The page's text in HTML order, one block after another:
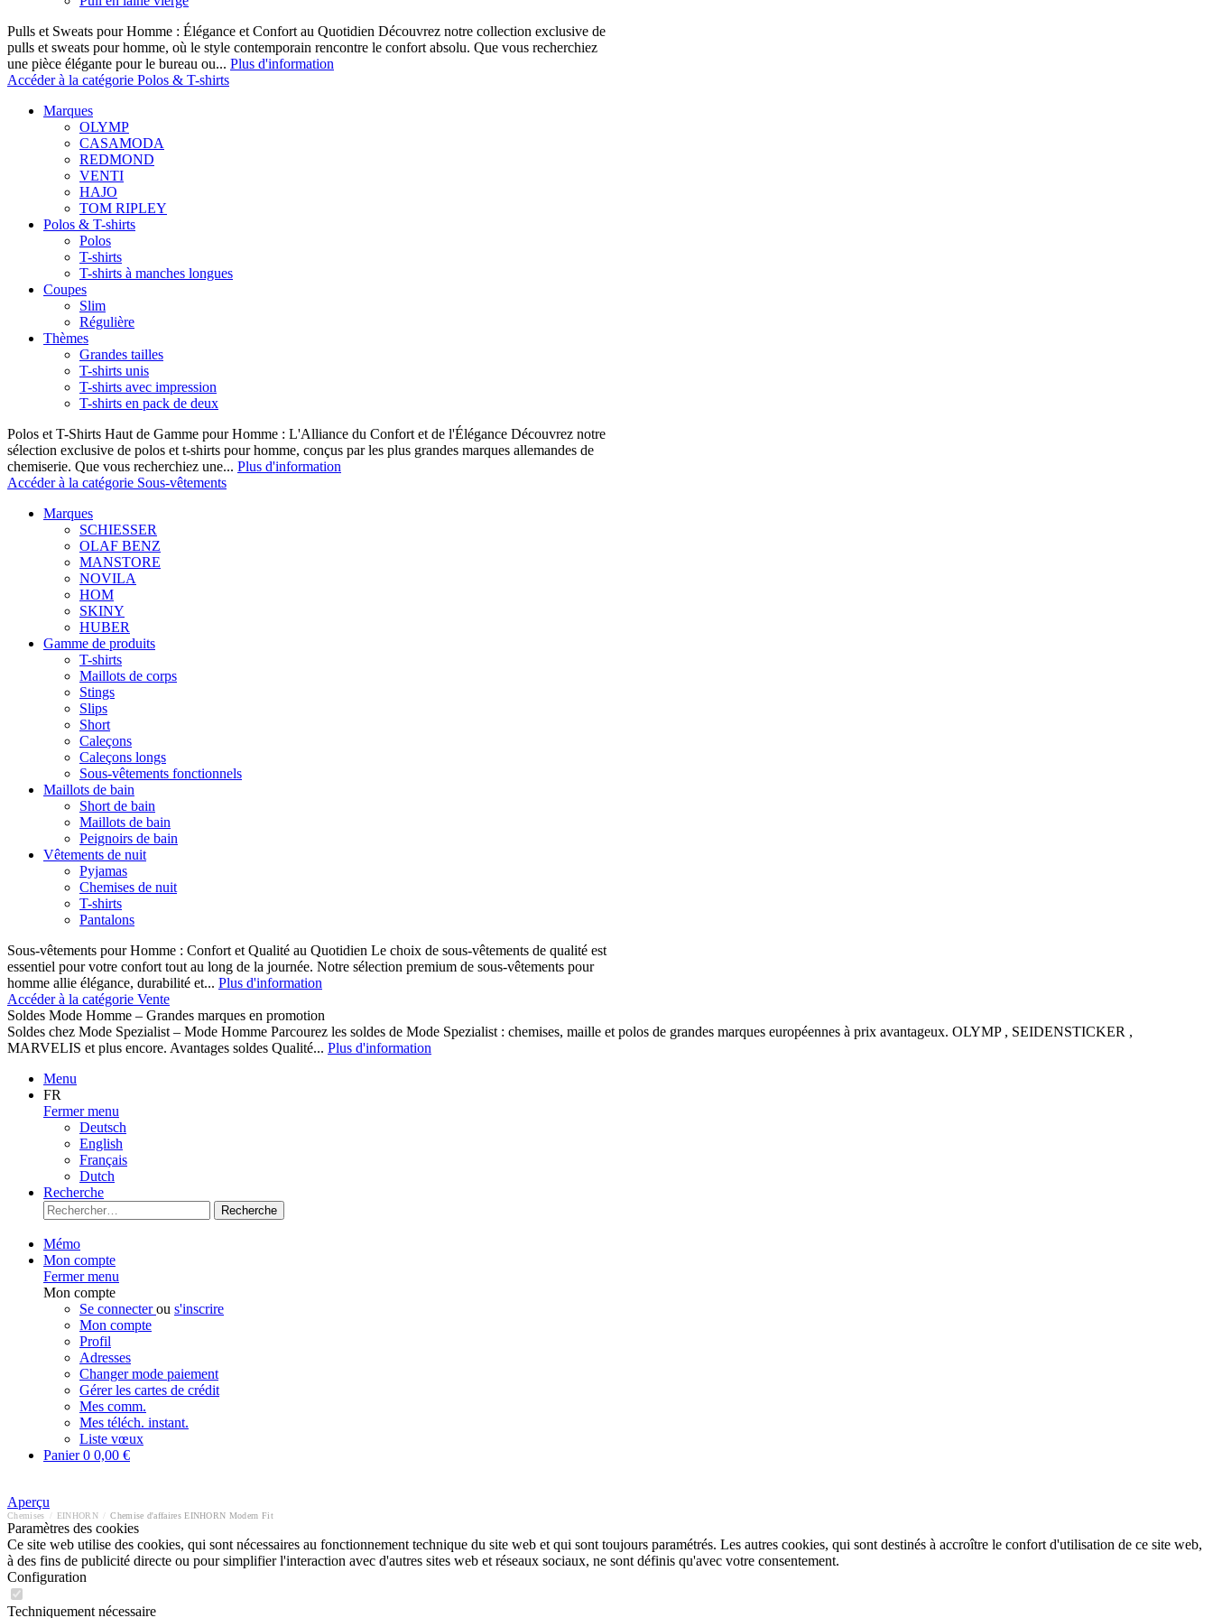
Pulls et Sweats pour Homme : Élégance et Confort au Quotidien Découvrez notre collection exclusive de
pulls et sweats pour homme, où le style contemporain rencontre le confort absolu. Que vous recherchiez
une pièce élégante pour le bureau ou... Plus d'information
Accéder à la catégorie Polos & T-shirts
Marques
OLYMP
CASAMODA
REDMOND
VENTI
HAJO
TOM RIPLEY
Polos & T-shirts
Polos
T-shirts
T-shirts à manches longues
Coupes
Slim
Régulière
Thèmes
Grandes tailles
T-shirts unis
T-shirts avec impression
T-shirts en pack de deux
Polos et T-Shirts Haut de Gamme pour Homme : L'Alliance du Confort et de l'Élégance Découvrez notre
sélection exclusive de polos et t-shirts pour homme, conçus par les plus grandes marques allemandes de
chemiserie. Que vous recherchiez une... Plus d'information
Accéder à la catégorie Sous-vêtements
Marques
SCHIESSER
OLAF BENZ
MANSTORE
NOVILA
HOM
SKINY
HUBER
Gamme de produits
T-shirts
Maillots de corps
Stings
Slips
Short
Caleçons
Caleçons longs
Sous-vêtements fonctionnels
Maillots de bain
Short de bain
Maillots de bain
Peignoirs de bain
Vêtements de nuit
Pyjamas
Chemises de nuit
T-shirts
Pantalons
Sous-vêtements pour Homme : Confort et Qualité au Quotidien Le choix de sous-vêtements de qualité est
essentiel pour votre confort tout au long de la journée. Notre sélection premium de sous-vêtements pour
homme allie élégance, durabilité et... Plus d'information
Accéder à la catégorie Vente
Soldes Mode Homme – Grandes marques en promotion
Soldes chez Mode Spezialist – Mode Homme Parcourez les soldes de Mode Spezialist : chemises, maille et polos de grandes marques européennes à prix avantageux. OLYMP , SEIDENSTICKER ,
MARVELIS et plus encore. Avantages soldes Qualité... Plus d'information
Menu
FR
Fermer menu
Deutsch
English
Français
Dutch
Recherche
Recherche
Mémo
Mon compte
Fermer menu
Mon compte
Se connecterou s'inscrire
Mon compte
Profil
Adresses
Changer mode paiement
Gérer les cartes de crédit
Mes comm.
Mes téléch. instant.
Liste vœux
Panier0 0,00 €
Aperçu
Chemises EINHORN Chemise d'affaires EINHORN Modern Fit
Paramètres des cookies
Ce site web utilise des cookies, qui sont nécessaires au fonctionnement technique du site web et qui sont toujours paramétrés. Les autres cookies, qui sont destinés à accroître le confort d'utilisation de ce site web,
à des fins de publicité directe ou pour simplifier l'interaction avec d'autres sites web et réseaux sociaux, ne sont définis qu'avec votre consentement.
Configuration
Techniquement nécessaire